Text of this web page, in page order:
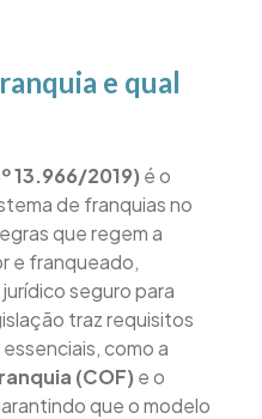
e qual
13.966/2019) é o
de franquias no
que regem a
e franqueado,
seguro para
traz requisitos
como a
(COF) e o
que o modelo